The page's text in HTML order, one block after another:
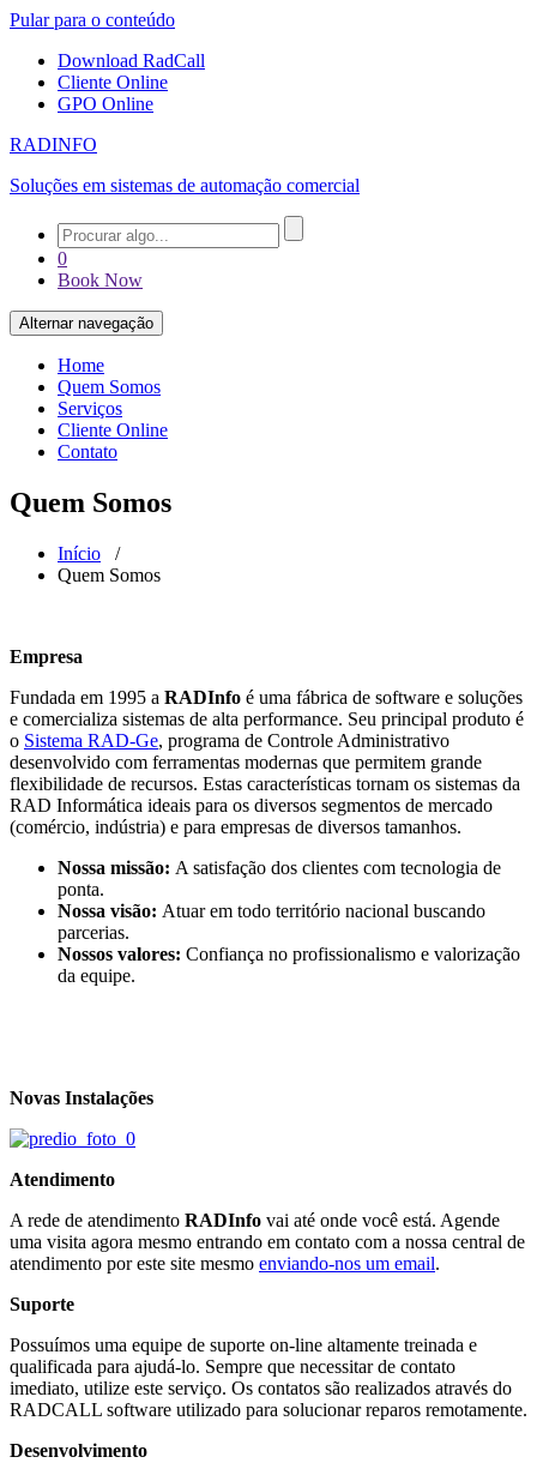
Pular para o conteúdo
Download RadCall
Cliente Online
GPO Online
RADINFO
Soluções em sistemas de automação comercial
0
Book Now
Alternar navegação
Home
Quem Somos
Serviços
Cliente Online
Contato
Quem Somos
Início /
Quem Somos
Empresa
Fundada em 1995 a RADInfo é uma fábrica de software e soluções
e comercializa sistemas de alta performance. Seu principal produto é
o Sistema RAD-Ge, programa de Controle Administrativo
desenvolvido com ferramentas modernas que permitem grande
flexibilidade de recursos. Estas características tornam os sistemas da
RAD Informática ideais para os diversos segmentos de mercado
(comércio, indústria) e para empresas de diversos tamanhos.
Nossa missão: A satisfação dos clientes com tecnologia de
ponta.
Nossa visão: Atuar em todo território nacional buscando
parcerias.
Nossos valores: Confiança no profissionalismo e valorização
da equipe.
Novas Instalações
Atendimento
A rede de atendimento RADInfo vai até onde você está. Agende
uma visita agora mesmo entrando em contato com a nossa central de
atendimento por este site mesmo enviando-nos um email.
Suporte
Possuímos uma equipe de suporte on-line altamente treinada e
qualificada para ajudá-lo. Sempre que necessitar de contato
imediato, utilize este serviço. Os contatos são realizados através do
RADCALL software utilizado para solucionar reparos remotamente.
Desenvolvimento